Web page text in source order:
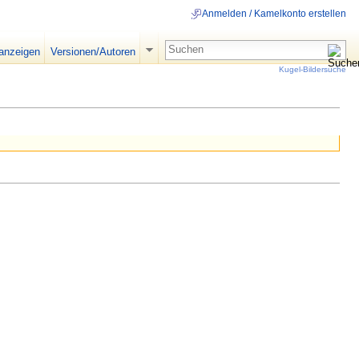
Anmelden / Kamelkonto erstellen
Versionen/Autoren
Kugel-Bildersuche